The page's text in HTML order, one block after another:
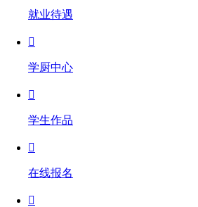
就业待遇

学厨中心

学生作品

在线报名
